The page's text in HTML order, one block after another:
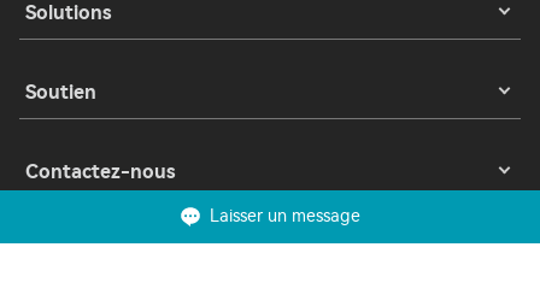
Solutions
Soutien
Contactez-nous
Copyright 2023 © Suzhou VEICHI Electric Co., Ltd. All Rights Reserved.
Laisser un message